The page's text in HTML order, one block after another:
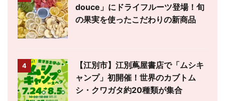
douce」にドライフルーツ登場！旬
の果実を使ったこだわりの新商品
4
【江別市】江別蔦屋書店で「ムシキ
ャンプ」初開催！世界のカブトム
シ・クワガタ約20種類が集合